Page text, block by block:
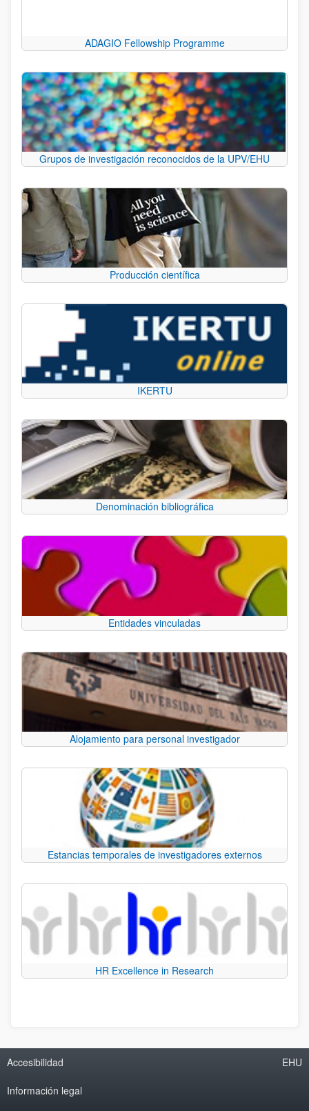
ADAGIO Fellowship Programme
Grupos de investigación reconocidos de la UPV/EHU
Producción científica
IKERTU
Denominación bibliográfica
Entidades vinculadas
Alojamiento para personal investigador
Estancias temporales de investigadores externos
HR Excellence in Research
Accesibilidad
Información legal
EHU